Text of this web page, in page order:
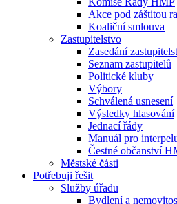
Akce pod záštitou
Koaliční smlouva
Zastupitelstvo
Zasedání
Seznam zastupitelů
Politické kluby
Výbory
Schválená usnesení
Výsledky hlasování
Jednací řády
Manuál pro
Čestné občanství
Městské části
Potřebuji řešit
Služby úřadu
Bydlení a